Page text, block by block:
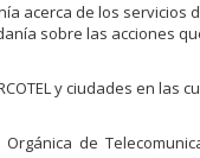
acerca de los
sobre las acciones
y ciudades en las
de